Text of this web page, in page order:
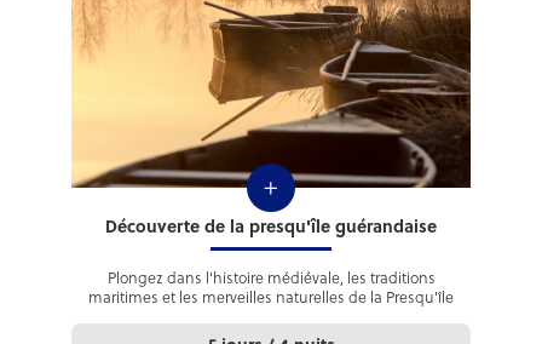
+
Découverte de la presqu'île guérandaise
Plongez dans l'histoire médiévale, les traditions
maritimes et les merveilles naturelles de la Presqu'île